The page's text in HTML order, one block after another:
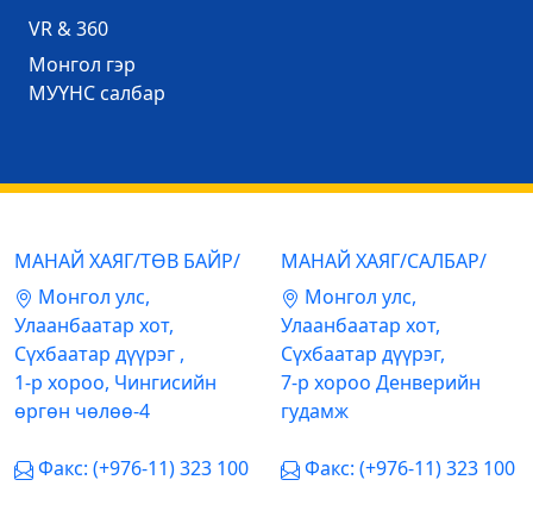
VR & 360
Mонгол гэр
МУҮНС салбар
МАНАЙ ХАЯГ/ТӨВ БАЙР/
Mонгол улс,
Улаанбаатар хот,
Сүхбаатар дүүрэг ,
1-р хороо, Чингисийн
өргөн чөлөө-4
Факс: (+976-11) 323 100
МАНАЙ ХАЯГ/САЛБАР/
Mонгол улс,
Улаанбаатар хот,
Сүхбаатар дүүрэг,
7-р хороо Денверийн
гудамж
Факс: (+976-11) 323 100